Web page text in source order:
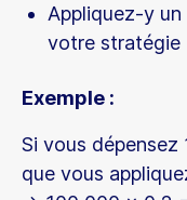
Appliquez-y
votre stratégie
Exemple :
Si vous
que vous